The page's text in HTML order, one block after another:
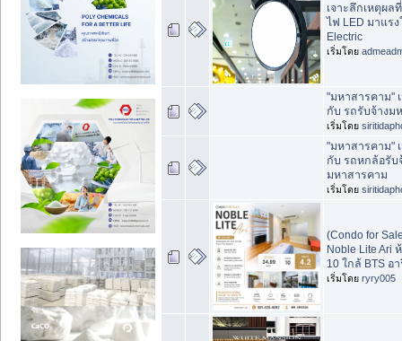
เจาะลึกเหตุผ
ไฟ LED มาแร
Electric
เริ่มโดย
"มหาสารคาม"
กับ รถรับจ้างม
เริ่มโดย
"มหาสารคาม"
กับ รถหกล้อรับ
มหาสารคาม
เริ่มโดย
(Condo for
Noble Lite Ari
10 ใกล้ BTS อ
เริ่มโดย ryry005